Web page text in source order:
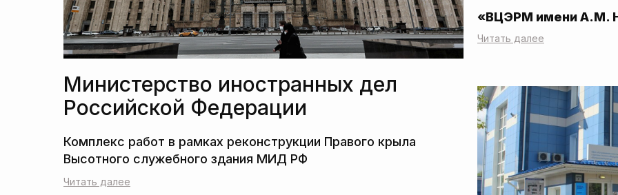
«ВЦЭРМ имени А.М.
Читать далее
Министерство иностранных дел
Российской Федерации
Читать далее